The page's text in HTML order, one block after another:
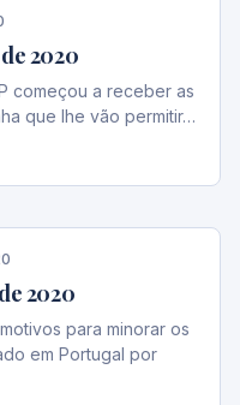
2020
começou a receber as
que lhe vão permitir…
2020
para minorar os
em Portugal por